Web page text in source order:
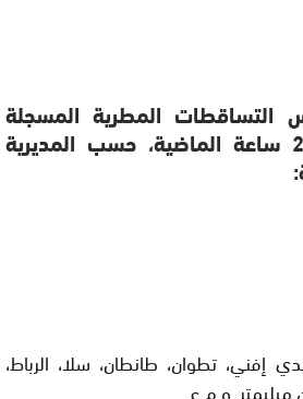
المطرية المسجلة
بالمملكة خلال الـ 24 ساعة الماضية، حسب المديرية
إفني، تطوان، طانطان، سلا، الرباط،
و م ع